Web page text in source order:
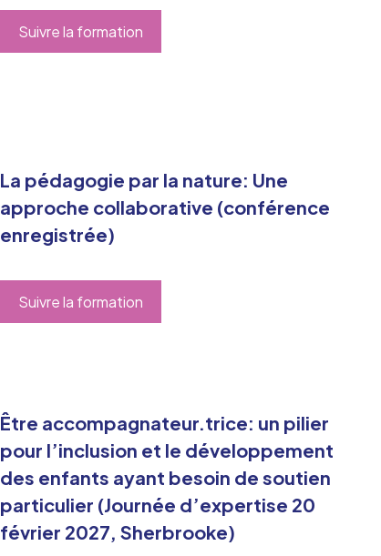
Suivre la formation
La pédagogie par la nature: Une
approche collaborative (conférence
enregistrée)
Suivre la formation
Être accompagnateur.trice: un pilier
pour l’inclusion et le développement
des enfants ayant besoin de soutien
particulier (Journée d’expertise 20
février 2027, Sherbrooke)